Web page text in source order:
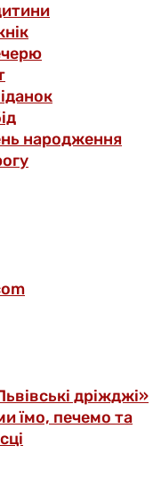
народження
дріжджі»
їмо, печемо та